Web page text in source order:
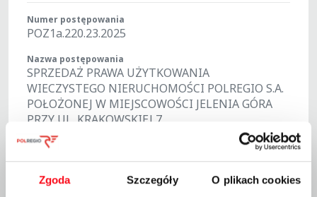
Zgoda Szczegóły O plikach cookies
Numer postępowania
POZ1a.220.23.2025
Nazwa postępowania
SPRZEDAŻ PRAWA UŻYTKOWANIA
WIECZYSTEGO NIERUCHOMOŚCI POLREGIO S.A.
POŁOŻONEJ W MIEJSCOWOŚCI JELENIA GÓRA
PRZY UL. KRAKOWSKIEJ 7
Sprzedający
Centrala–Warszawa
Data wszczęcia postępowania